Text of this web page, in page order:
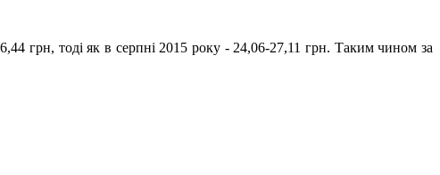
грн, тоді як в серпні 2015 року - 24,06-27,11 грн. Таким чином за